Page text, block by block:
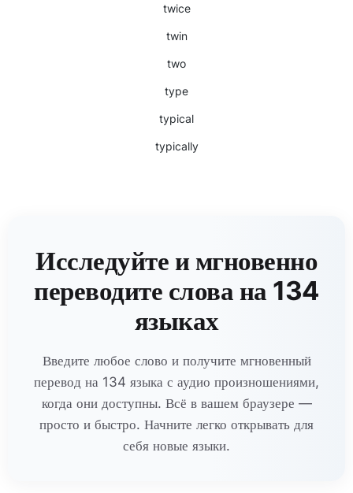
twice
twin
two
type
typical
typically
Исследуйте и мгновенно
переводите слова на 134
языках
Введите любое слово и получите мгновенный
перевод на 134 языка с аудио произношениями,
когда они доступны. Всё в вашем браузере —
просто и быстро. Начните легко открывать для
себя новые языки.